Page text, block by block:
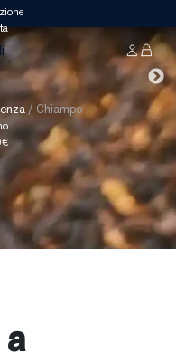
/ Chiampo
a